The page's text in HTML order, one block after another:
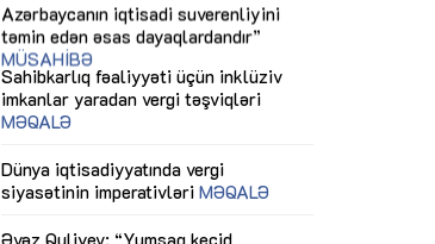
Sahibkarlıq fəaliyyəti üçün inklüziv
imkanlar yaradan vergi təşviqləri
MƏQALƏ
Dünya iqtisadiyyatında vergi
siyasətinin imperativləri
Əvəz Quliyev: “Yumşaq keçid
sayəsində aparılmış islahatın nəticələri